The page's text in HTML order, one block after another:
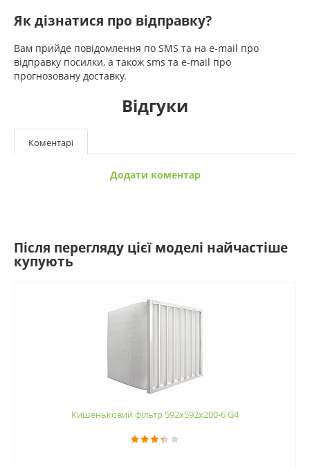
Як дізнатися про відправку?
Вам прийде повідомлення по SMS та на e-mail про
відправку посилки, а також sms та e-mail про
прогнозовану доставку.
Відгуки
Коментарі
Додати коментар
Після перегляду цієї моделі найчастіше
купують
Кишеньковий фільтр 592х592х200-6 G4